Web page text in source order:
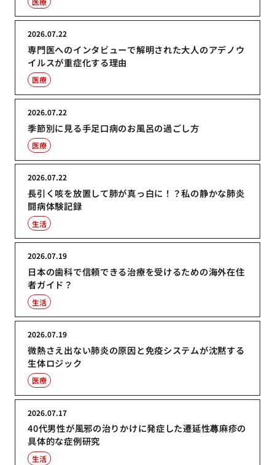
専門医へのインタビューで解明された大人のアデノウ
イルスが重症化する理由
2026.07.22
医療
季節別に見る手足口病のお風呂の過ごし方
2026.07.22
医療
長引く咳を放置して肺が真っ白に！？私の静かな肺炎
闘病体験記録
2026.07.22
生活
日本の歯科で信頼できる治療を受けるための海外在住
者ガイド？
2026.07.19
生活
微熱さえ出ない肺炎の原因と免疫システムが沈黙する
生体ロジック
2026.07.19
医療
40代男性が風邪の治りかけに発症した遷延性蕁麻疹の
具体的な症例研究
2026.07.17
生活